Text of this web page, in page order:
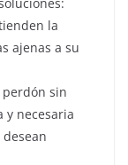
la
ajenas a su
sin
y necesaria